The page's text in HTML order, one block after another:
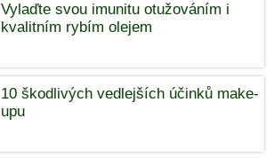
Vylaďte svou imunitu otužováním i
kvalitním rybím olejem
10 škodlivých vedlejších účinků make-
upu